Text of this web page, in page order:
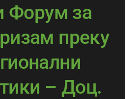
Форум за
преку
– Доц.